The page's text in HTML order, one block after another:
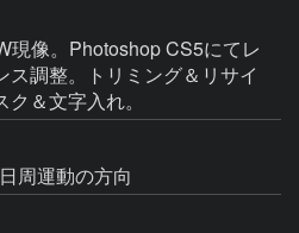
現像。Photoshop CS5にてレ
調整。トリミング＆リサイ
＆文字入れ。
周運動の方向